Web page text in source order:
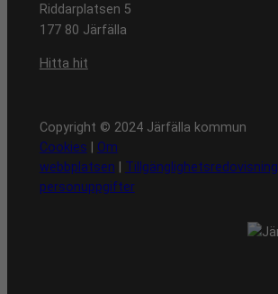
Riddarplatsen 5
177 80 Järfälla
Hitta hit
Copyright © 2024 Järfälla kommun
Cookies
Om
webbplatsen
Tillgänglighetsredovisning
personuppgifter